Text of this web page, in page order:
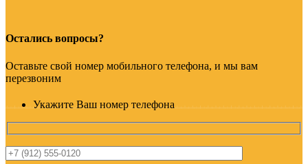
Остались вопросы?
Оставьте свой номер мобильного телефона, и мы вам
перезвоним
Укажите Ваш номер телефона